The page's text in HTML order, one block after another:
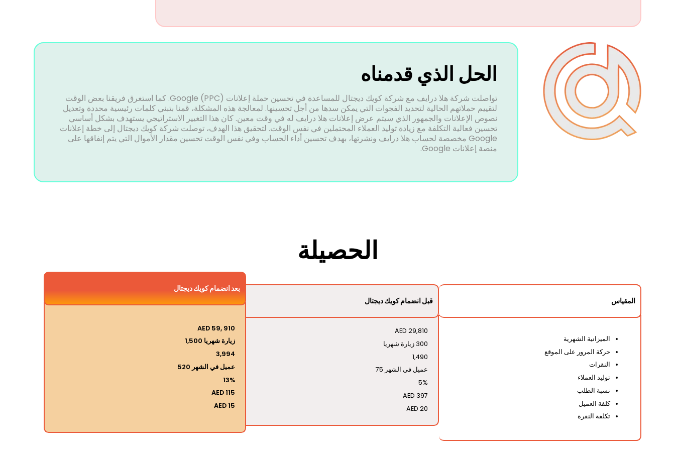
الحل الذي قدمناه
تواصلت شركة هلا درايف مع شركة كويك ديجتال للمساعدة في تحسين حملة إعلانات Google (PPC). كما استغرق فريقنا بعض الوقت
لتقييم حملاتهم الحالية لتحديد الفجوات التي يمكن سدها من أجل تحسينها. لمعالجة هذه المشكلة، قمنا بتبني كلمات رئيسية محددة وتعديل
نصوص الإعلانات والجمهور الذي سيتم عرض إعلانات هلا درايف له في وقت معين. كان هذا التغيير الاستراتيجي يستهدف بشكل أساسي
تحسين فعالية التكلفة مع زيادة توليد العملاء المحتملين في نفس الوقت. لتحقيق هذا الهدف، توصلت شركة كويك ديجتال إلى خطة إعلانات
Google مخصصة لحساب هلا درايف ونشرتها، بهدف تحسين أداء الحساب وفي نفس الوقت تحسين مقدار الأموال التي يتم إنفاقها على
منصة إعلانات Google.
الحصيلة
المقياس
الميزانية الشهرية
حركة المرور على الموقع
النقرات
توليد العملاء
نسبة الطلب
كلفة العميل
تكلفة النقرة
قبل انضمام كويك ديجتال
AED 29,810
300 زيارة شهريا
1,490
عميل في الشهر 75
5%
AED 397
AED 20
بعد انضمام كويك ديجتال
AED 59, 910
زيارة شهريا 1,500
3,994
عميل في الشهر 520
13%
AED 115
AED 15